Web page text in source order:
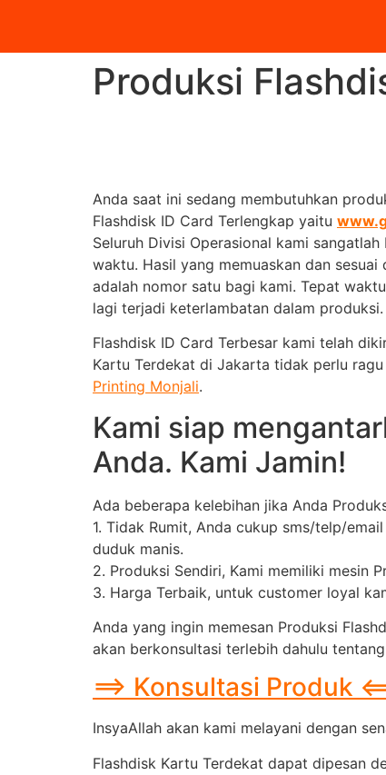
Produksi
Anda saat ini sedang membutuhkan
Flashdisk ID Card Terlengkap yaitu
Seluruh Divisi Operasional kami
waktu. Hasil yang memuaskan dan
adalah nomor satu bagi kami. Tepat
lagi terjadi keterlambatan dalam produksi.
Flashdisk ID Card Terbesar kami telah
Kartu Terdekat di Jakarta tidak perlu
Printing Monjali.
Kami siap
Anda. Kami Jamin!
Ada beberapa kelebihan jika Anda
1. Tidak Rumit, Anda cukup sms/telp/
duduk manis.
2. Produksi Sendiri, Kami memiliki mesin
3. Harga Terbaik, untuk customer loyal
Anda yang ingin memesan Produksi
akan berkonsultasi terlebih dahulu
==> Konsultasi Produk
InsyaAllah akan kami melayani dengan
Flashdisk Kartu Terdekat dapat dipesan